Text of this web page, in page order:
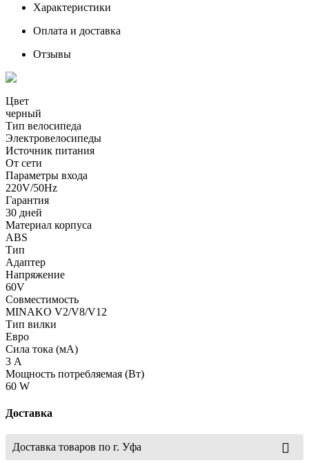
Характеристики
Оплата и доставка
Отзывы
Цвет
черный
Тип велосипеда
Электровелосипеды
Источник питания
От сети
Параметры входа
220V/50Hz
Гарантия
30 дней
Материал корпуса
ABS
Тип
Адаптер
Напряжение
60V
Совместимость
MINAKO V2/V8/V12
Тип вилки
Евро
Сила тока (мА)
3 А
Мощность потребляемая (Вт)
60 W
Доставка
Доставка товаров по г. Уфа